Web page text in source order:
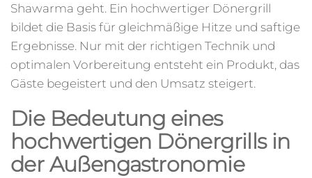
Shawarma geht. Ein hochwertiger Dönergrill
bildet die Basis für gleichmäßige Hitze und saftige
Ergebnisse. Nur mit der richtigen Technik und
optimalen Vorbereitung entsteht ein Produkt, das
Gäste begeistert und den Umsatz steigert.
Die Bedeutung eines
hochwertigen Dönergrills in
der Außengastronomie